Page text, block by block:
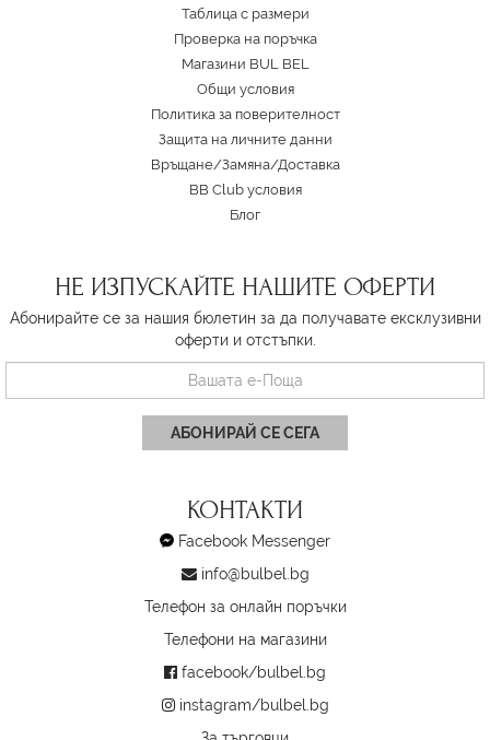
Таблица с размери
Проверка на поръчка
Магазини BUL BEL
Oбщи условия
Политика за поверителност
Защита на личните данни
Връщане/Замяна/Доставка
BB Club условия
Блог
НЕ ИЗПУСКАЙТЕ НАШИТЕ ОФЕРТИ
Абонирайте се за нашия бюлетин за да получавате ексклузивни
оферти и отстъпки.
АБОНИРАЙ СЕ СЕГА
КОНТАКТИ
Facebook Messenger
info@bulbel.bg
Телефон за онлайн поръчки
Телефони на магазини
facebook/bulbel.bg
instagram/bulbel.bg